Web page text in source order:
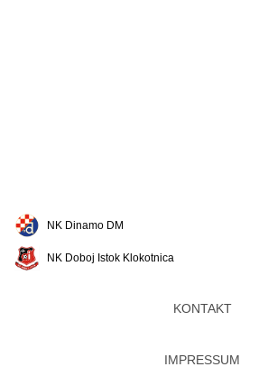
NK Dinamo DM
NK Doboj Istok Klokotnica
KONTAKT
IMPRESSUM